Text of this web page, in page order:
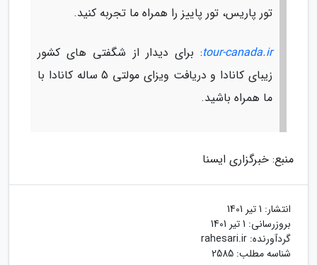
تور پاریس، تور پاییز را همراه ما تجربه کنید.
tour-canada.ir: برای دیدار از شگفتی های کشور
زیبای کانادا و دریافت ویزای مولتی 5 ساله کانادا با
ما همراه باشید.
منبع: خبرگزاری ایسنا
انتشار: 1 تیر 1401
بروزرسانی: 1 تیر 1401
گردآورنده: rahesari.ir
شناسه مطلب: 2585